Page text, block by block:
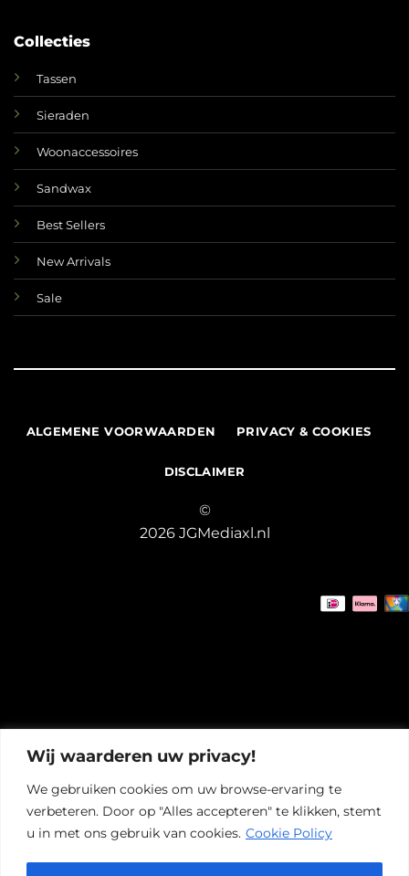
Wij waarderen uw privacy!
We gebruiken cookies om uw browse-ervaring te
verbeteren. Door op "Alles accepteren" te klikken, stemt
u in met ons gebruik van cookies. Cookie Policy
Collecties
Tassen
Sieraden
Woonaccessoires
Sandwax
Best Sellers
New Arrivals
Sale
ALGEMENE VOORWAARDEN PRIVACY & COOKIES
DISCLAIMER
©
2026 JGMediaxl.nl